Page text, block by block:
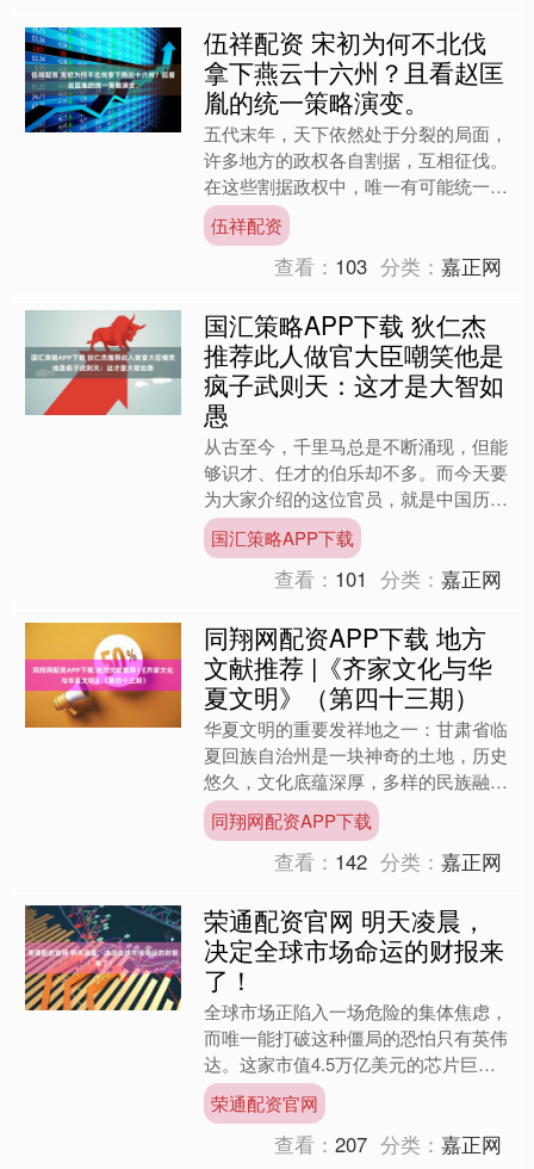
伍祥配资 宋初为何不北伐
拿下燕云十六州？且看赵匡
胤的统一策略演变。
五代末年，天下依然处于分裂的局面，
许多地方的政权各自割据，互相征伐。
在这些割据政权中，唯一有可能统一天
下的是后周政权，它位于中原腹地。周
世宗柴荣的治理下，社会稳....
伍祥配资
查看： 103 分类：嘉正网
国汇策略APP下载 狄仁杰
推荐此人做官大臣嘲笑他是
疯子武则天：这才是大智如
愚
从古至今，千里马总是不断涌现，但能
够识才、任才的伯乐却不多。而今天要
为大家介绍的这位官员，就是中国历史
上最公正的伯乐，他不仅推荐了许多优
秀人才，还让武则天登上了....
国汇策略APP下载
查看： 101 分类：嘉正网
同翔网配资APP下载 地方
文献推荐 |《齐家文化与华
夏文明》（第四十三期）
华夏文明的重要发祥地之一：甘肃省临
夏回族自治州是一块神奇的土地，历史
悠久，文化底蕴深厚，多样的民族融合
和伟大的社会实践，孕育了临夏灿烂的
历史文化。因发现于临夏回....
同翔网配资APP下载
查看： 142 分类：嘉正网
荣通配资官网 明天凌晨，
决定全球市场命运的财报来
了！
全球市场正陷入一场危险的集体焦虑，
而唯一能打破这种僵局的恐怕只有英伟
达。这家市值4.5万亿美元的芯片巨头
将于美东时间周三（北京时间周四凌
晨）美股盘后公布三季度财....
荣通配资官网
查看：207 分类：嘉正网